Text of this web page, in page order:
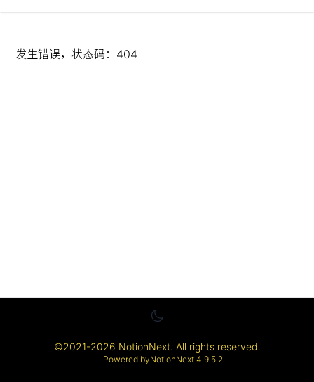
发生错误，状态码： 404
©2021-2026 NotionNext. All rights reserved.
Powered byNotionNext 4.9.5.2